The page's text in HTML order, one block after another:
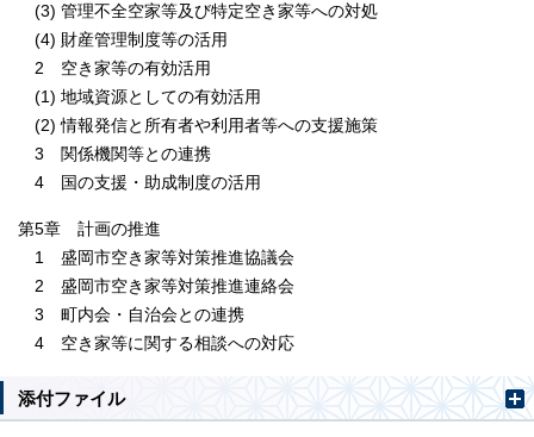
(3) 管理不全空家等及び特定空き家等への対処
(4) 財産管理制度等の活用
2 空き家等の有効活用
(1) 地域資源としての有効活用
(2) 情報発信と所有者や利用者等への支援施策
3 関係機関等との連携
4 国の支援・助成制度の活用
第5章 計画の推進
1 盛岡市空き家等対策推進協議会
2 盛岡市空き家等対策推進連絡会
3 町内会・自治会との連携
4 空き家等に関する相談への対応
添付ファイル